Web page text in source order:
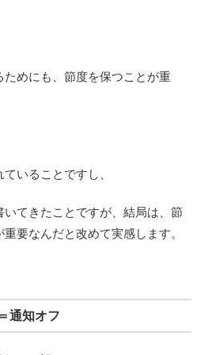
めにも、節度を保つことが重
いることですし、
てきたことですが、結局は、節
要なんだと改めて実感します。
通知オフ